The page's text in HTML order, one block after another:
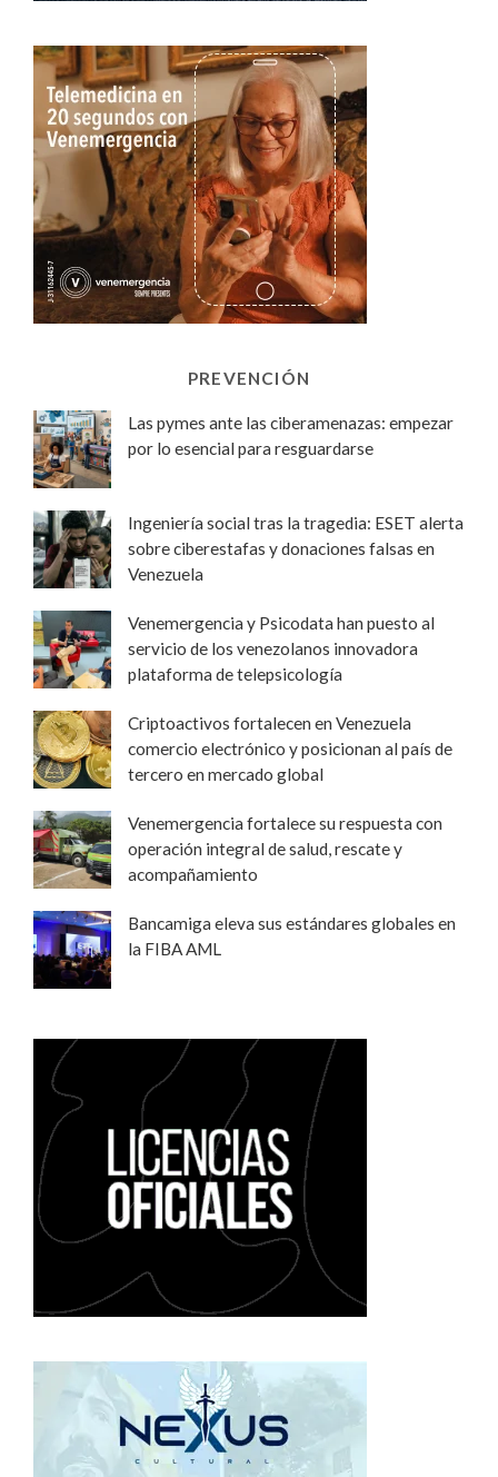
PREVENCIÓN
Las pymes ante las ciberamenazas: empezar
por lo esencial para resguardarse
Ingeniería social tras la tragedia: ESET alerta
sobre ciberestafas y donaciones falsas en
Venezuela
Venemergencia y Psicodata han puesto al
servicio de los venezolanos innovadora
plataforma de telepsicología
Criptoactivos fortalecen en Venezuela
comercio electrónico y posicionan al país de
tercero en mercado global
Venemergencia fortalece su respuesta con
operación integral de salud, rescate y
acompañamiento
Bancamiga eleva sus estándares globales en
la FIBA AML